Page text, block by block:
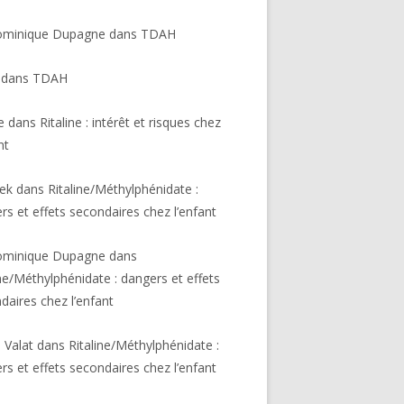
Dupagne dans TDAH
TDAH
dans Ritaline : intérêt et risques chez
dans Ritaline/Méthylphénidate :
et effets secondaires chez l’enfant
Dupagne dans
Méthylphénidate : dangers et effets
chez l’enfant
Valat dans Ritaline/Méthylphénidate :
et effets secondaires chez l’enfant